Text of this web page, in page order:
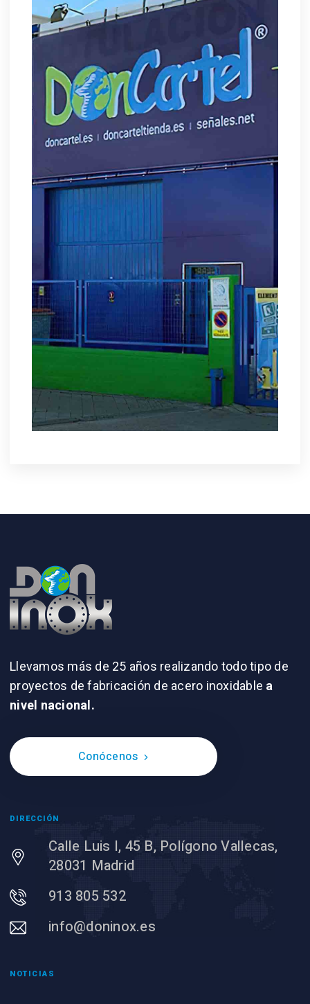
Llevamos más de 25 años realizando todo tipo de
proyectos de fabricación de acero inoxidable a
nivel nacional.
Conócenos
DIRECCIÓN
Calle Luis I, 45 B, Polígono Vallecas,
28031 Madrid
913 805 532
info@doninox.es
NOTICIAS